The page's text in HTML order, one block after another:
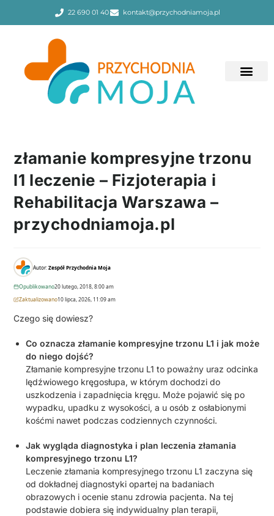
22 690 01 40 kontakt@przychodniamoja.pl
złamanie kompresyjne trzonu
l1 leczenie – Fizjoterapia i
Rehabilitacja Warszawa –
przychodniamoja.pl
Autor:Zespół Przychodnia Moja
Opublikowano20 lutego, 2018, 8:00 am
Zaktualizowano10 lipca, 2026, 11:09 am
Czego się dowiesz?
Co oznacza złamanie kompresyjne trzonu L1 i jak może
do niego dojść?
Złamanie kompresyjne trzonu L1 to poważny uraz odcinka
lędźwiowego kręgosłupa, w którym dochodzi do
uszkodzenia i zapadnięcia kręgu. Może pojawić się po
wypadku, upadku z wysokości, a u osób z osłabionymi
kośćmi nawet podczas codziennych czynności.
Jak wygląda diagnostyka i plan leczenia złamania
kompresyjnego trzonu L1?
Leczenie złamania kompresyjnego trzonu L1 zaczyna się
od dokładnej diagnostyki opartej na badaniach
obrazowych i ocenie stanu zdrowia pacjenta. Na tej
podstawie dobiera się indywidualny plan terapii,